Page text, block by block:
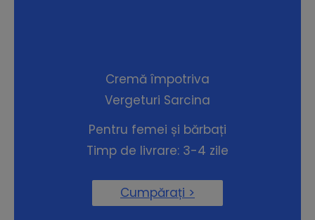
Cremă împotriva
Vergeturi Sarcina
Pentru femei și bărbați
Timp de livrare: 3-4 zile
Cumpărați >